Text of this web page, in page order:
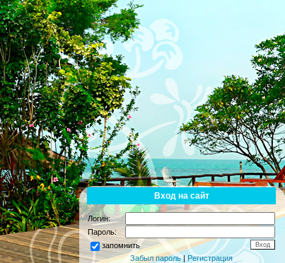
Вход на сайт
Логин:
Пароль:
запомнить
Забыл пароль|Регистрация